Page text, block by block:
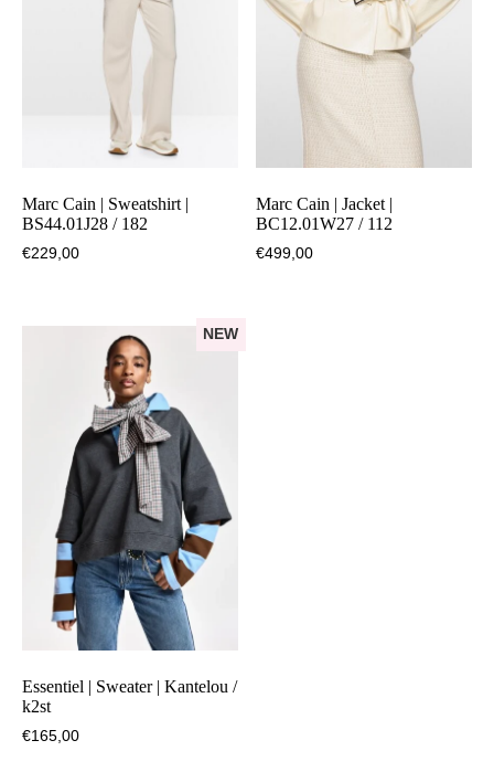
Marc Cain | Sweatshirt |
BS44.01J28 / 182
€229,00
Marc Cain | Jacket |
BC12.01W27 / 112
€499,00
NEW
Essentiel | Sweater | Kantelou /
k2st
€165,00